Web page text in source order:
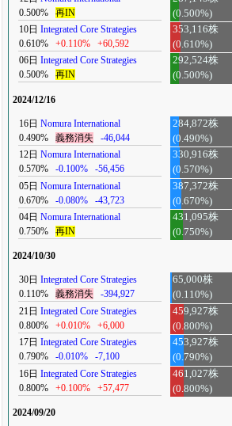
0.500%
再IN
(0.500%)
10日 Integrated Core Strategies
0.610%
+0.110% +60,592
353,116株
(0.610%)
06日 Integrated Core Strategies
0.500%
再IN
292,524株
(0.500%)
2024/12/16
16日 Nomura International
0.490%
義務消失 -46,044
284,872株
(0.490%)
12日 Nomura International
0.570%
-0.100% -56,456
330,916株
(0.570%)
05日 Nomura International
0.670%
-0.080% -43,723
387,372株
(0.670%)
04日 Nomura International
0.750%
再IN
431,095株
(0.750%)
2024/10/30
30日 Integrated Core Strategies
0.110%
義務消失 -394,927
65,000株
(0.110%)
21日 Integrated Core Strategies
0.800%
+0.010% +6,000
459,927株
(0.800%)
17日 Integrated Core Strategies
0.790%
-0.010% -7,100
453,927株
(0.790%)
16日 Integrated Core Strategies
0.800%
+0.100% +57,477
461,027株
(0.800%)
2024/09/20